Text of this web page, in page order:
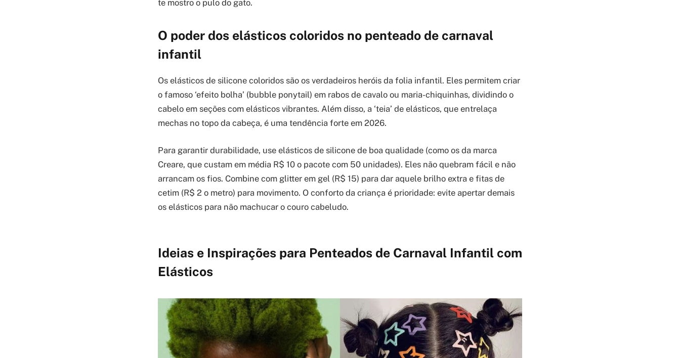
te mostro o pulo do gato.
O poder dos elásticos coloridos no penteado de carnaval
infantil
Os elásticos de silicone coloridos são os verdadeiros heróis da folia infantil. Eles permitem criar
o famoso ‘efeito bolha’ (bubble ponytail) em rabos de cavalo ou maria-chiquinhas, dividindo o
cabelo em seções com elásticos vibrantes. Além disso, a ‘teia’ de elásticos, que entrelaça
mechas no topo da cabeça, é uma tendência forte em 2026.
Para garantir durabilidade, use elásticos de silicone de boa qualidade (como os da marca
Creare, que custam em média R$ 10 o pacote com 50 unidades). Eles não quebram fácil e não
arrancam os fios. Combine com glitter em gel (R$ 15) para dar aquele brilho extra e fitas de
cetim (R$ 2 o metro) para movimento. O conforto da criança é prioridade: evite apertar demais
os elásticos para não machucar o couro cabeludo.
Ideias e Inspirações para Penteados de Carnaval Infantil com
Elásticos